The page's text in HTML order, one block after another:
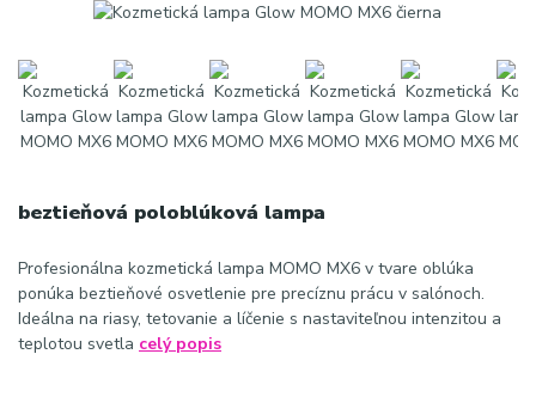
beztieňová poloblúková lampa
Profesionálna kozmetická lampa MOMO MX6 v tvare oblúka
ponúka beztieňové osvetlenie pre precíznu prácu v salónoch.
Ideálna na riasy, tetovanie a líčenie s nastaviteľnou intenzitou a
teplotou svetla celý popis